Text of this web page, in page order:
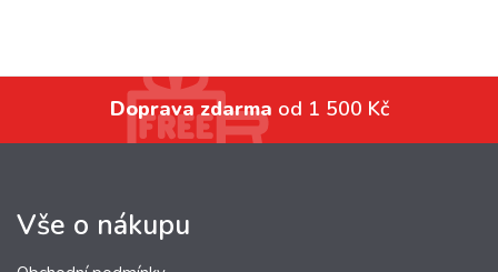
Doprava zdarma od 1 500 Kč
Vše o nákupu